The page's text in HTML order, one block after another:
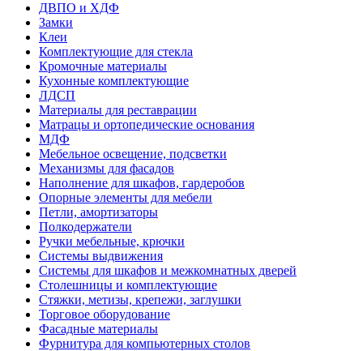
ДВПО и ХДФ
Замки
Клеи
Комплектующие для стекла
Кромочные материалы
Кухонные комплектующие
ЛДСП
Материалы для реставрации
Матрацы и ортопедические основания
МДФ
Мебельное освещение, подсветки
Механизмы для фасадов
Наполнение для шкафов, гардеробов
Опорные элементы для мебели
Петли, амортизаторы
Полкодержатели
Ручки мебельные, крючки
Системы выдвижения
Системы для шкафов и межкомнатных дверей
Столешницы и комплектующие
Стяжки, метизы, крепежи, заглушки
Торговое оборудование
Фасадные материалы
Фурнитура для компьютерных столов